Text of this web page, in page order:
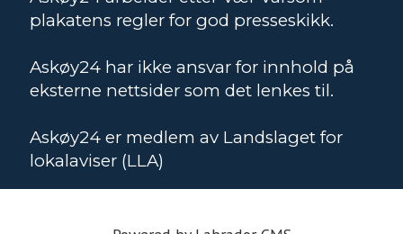
plakatens regler for god presseskikk.
Askøy24 har ikke ansvar for innhold på
eksterne nettsider som det lenkes til.
Askøy24 er medlem av Landslaget for
lokalaviser (LLA)